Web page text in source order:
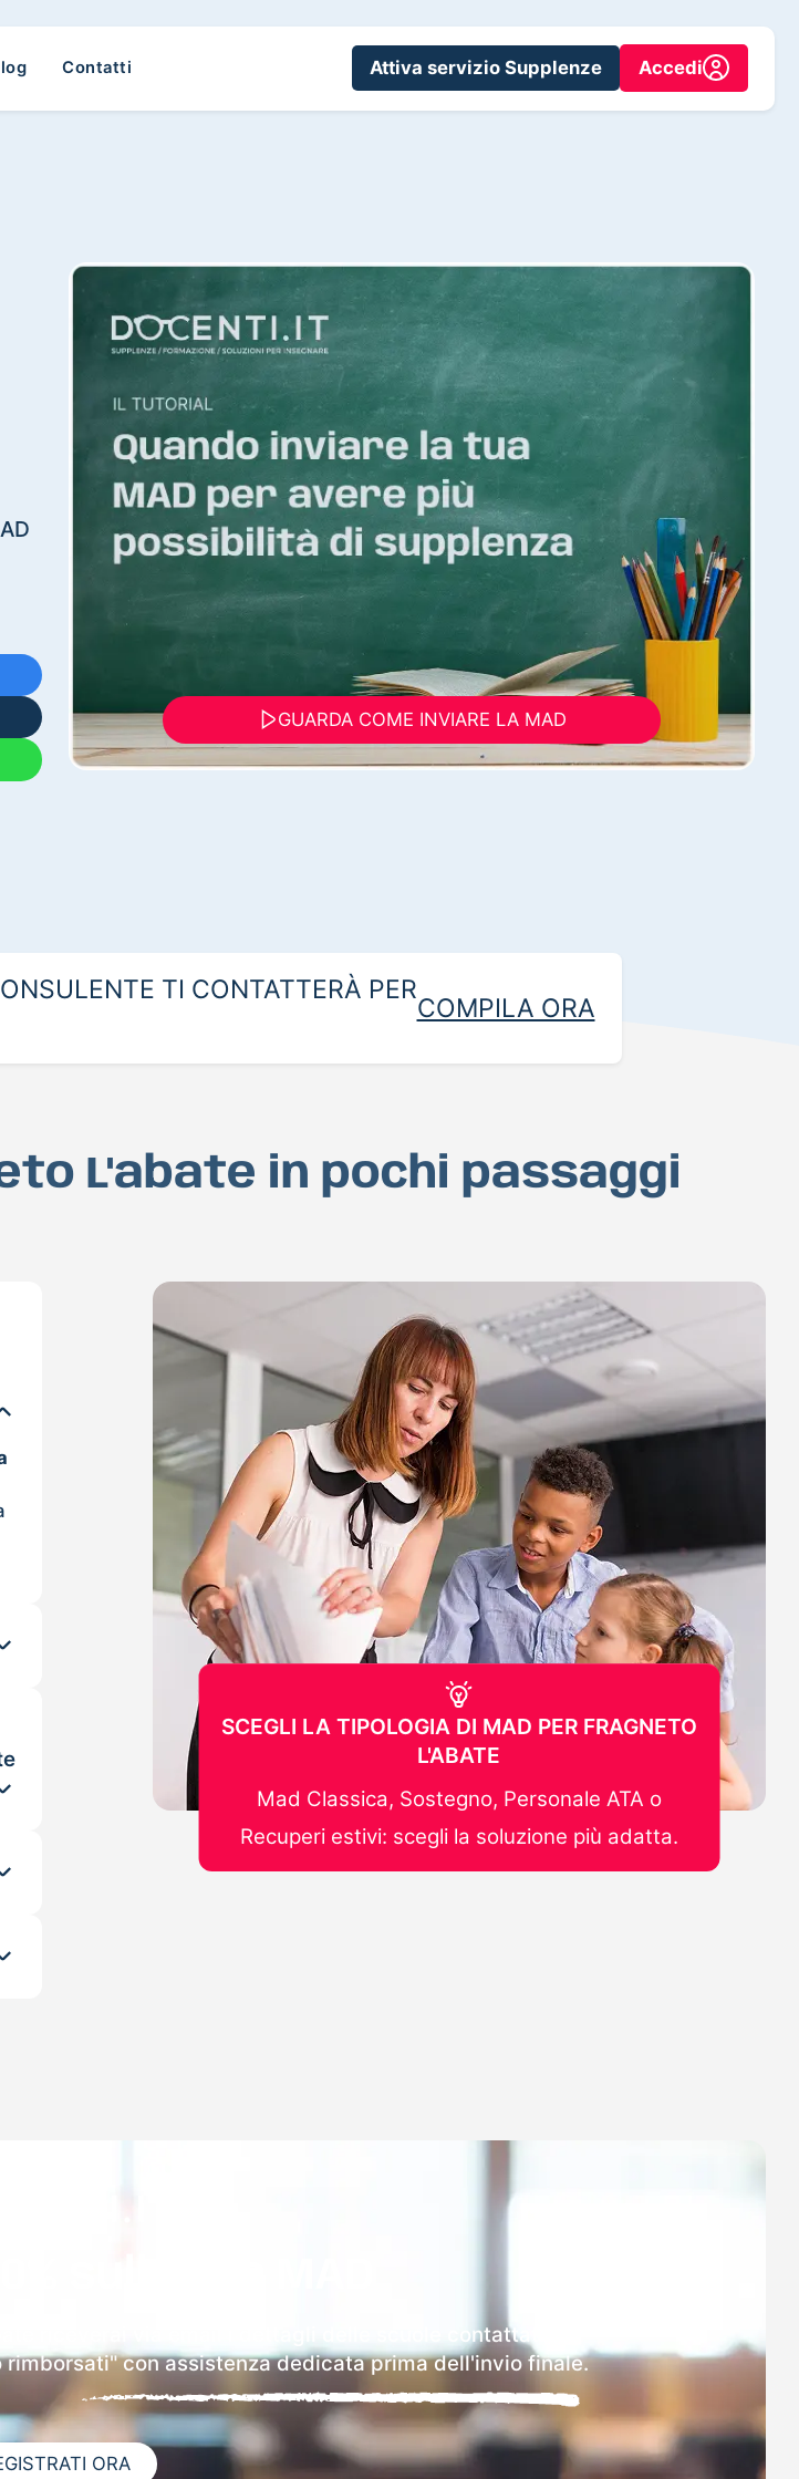
Contatti Attiva servizio Supplenze Accedi
GUARDA COME INVIARE LA MAD
TI CONTATTERÀ PER
COMPILA ORA
L'abate in pochi passaggi
SCEGLI LA TIPOLOGIA DI MAD PER FRAGNETO
L'ABATE
Mad Classica, Sostegno, Personale ATA o
Recuperi estivi: scegli la soluzione più adatta.
sulla tua MAD
riceverai via email i dettagli delle scuole contattate.
con assistenza dedicata prima dell'invio finale.
ORA